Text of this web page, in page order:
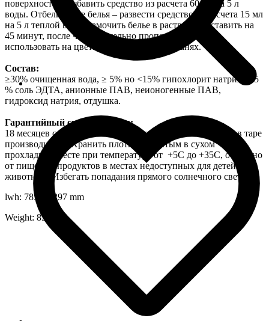
поверхностей разбавить средство из расчета 60 мл на 5 л
воды. Отбеливание белья – развести средство из расчета 15 мл
на 5 л теплой воды, замочить белье в растворе и оставить на
45 минут, после чего тщательно прополоскать. Не
использовать на цветных и деликатных тканях.
Состав:
≥30% очищенная вода, ≥ 5% но <15% гипохлорит натрия, < 5
% соль ЭДТА, анионные ПАВ, неионогенные ПАВ,
гидроксид натрия, отдушка.
Гарантийный срок хранения:
18 месяцев со дня изготовления на заводе-изготовителе в таре
производителя. Хранить плотно закрытым в сухом
прохладном месте при температуре от +5С до +35С, отдельно
от пищевых продуктов в местах недоступных для детей и
животных. Избегать попадания прямого солнечного света.
lwh: 78x60x297 mm
Weight: 851 g